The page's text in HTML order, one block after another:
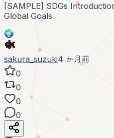
[SAMPLE] SDGs
Global Goals
🌍
sakura_suzuki4 か月前
0
0
0
0